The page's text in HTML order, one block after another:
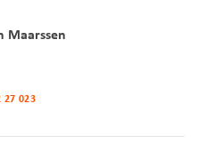
Maarssen
27 023